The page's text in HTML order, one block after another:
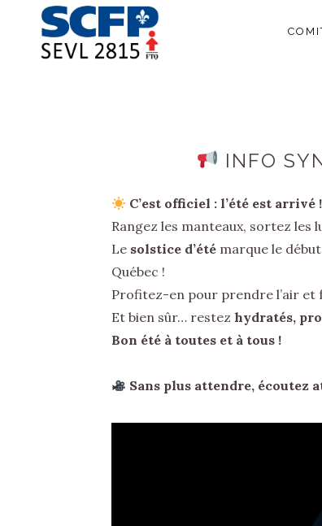
INFO
C’est officiel : l’été est arrivé !
Rangez les manteaux, sortez les
Le solstice d’été marque le
Québec !
Profitez-en pour prendre l’air et
Et bien sûr… restez hydratés,
Bon été à toutes et à tous !
Sans plus attendre, écoutez